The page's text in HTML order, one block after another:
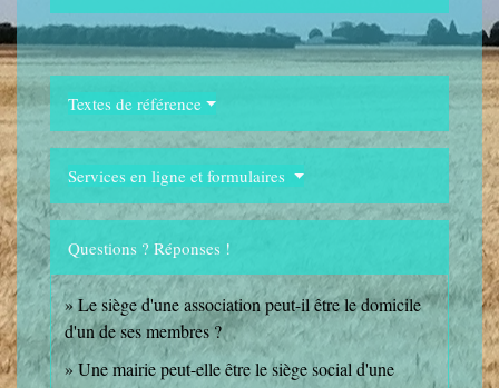
Textes de référence
Services en ligne et formulaires
Questions ? Réponses !
Le siège d'une association peut-il être le domicile
d'un de ses membres ?
Une mairie peut-elle être le siège social d'une